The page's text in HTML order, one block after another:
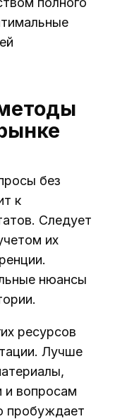
без
к
Следует
их
нюансы
ресурсов
Лучше
и вопросам
пробуждает